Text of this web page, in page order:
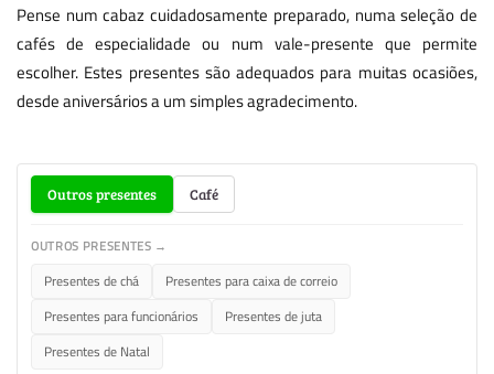
Pense num cabaz cuidadosamente preparado, numa seleção de
cafés de especialidade ou num vale-presente que permite
escolher. Estes presentes são adequados para muitas ocasiões,
desde aniversários a um simples agradecimento.
Outros presentes Café
OUTROS PRESENTES →
Presentes de chá
Presentes para caixa de correio
Presentes para funcionários
Presentes de juta
Presentes de Natal